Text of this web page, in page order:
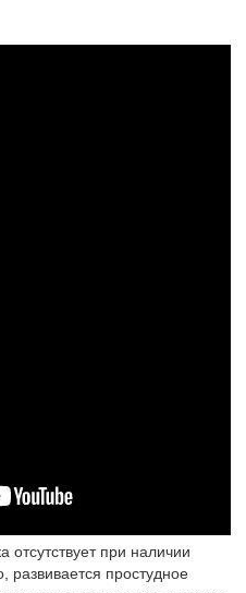
при наличии
развивается простудное